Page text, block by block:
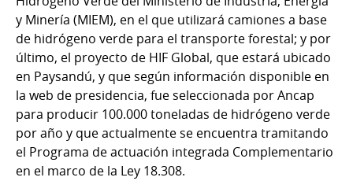
y Minería (MIEM), en el que utilizará camiones a base
de hidrógeno verde para el transporte forestal; y por
último, el proyecto de HIF Global, que estará ubicado
en Paysandú, y que según información disponible en
la web de presidencia, fue seleccionada por Ancap
para producir 100.000 toneladas de hidrógeno verde
por año y que actualmente se encuentra tramitando
el Programa de actuación integrada Complementario
en el marco de la Ley 18.308.